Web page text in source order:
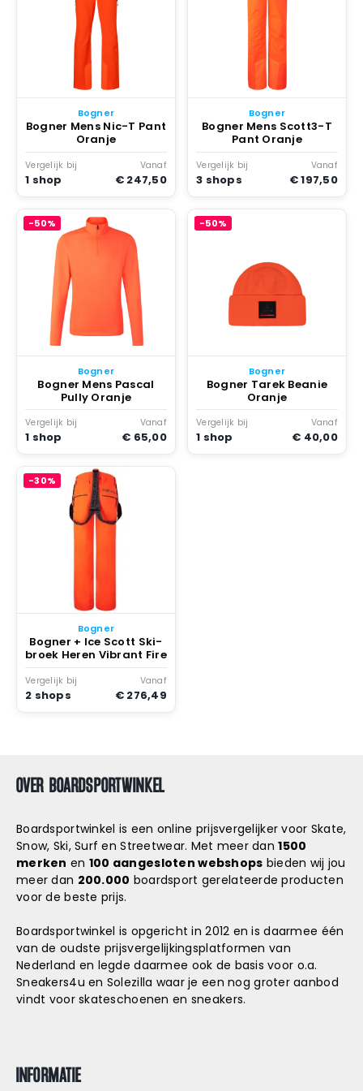
Bogner
Bogner Mens Nic-T Pant
Oranje
Vergelijk bij
1 shop
Vanaf
€ 247,50
Bogner
Bogner Mens Scott3-T
Pant Oranje
Vergelijk bij
3 shops
Vanaf
€ 197,50
-50%
Bogner
Bogner Mens Pascal
Pully Oranje
Vergelijk bij
1 shop
Vanaf
€ 65,00
-50%
Bogner
Bogner Tarek Beanie
Oranje
Vergelijk bij
1 shop
Vanaf
€ 40,00
-30%
Bogner
Bogner + Ice Scott Ski-
broek Heren Vibrant Fire
Vergelijk bij
2 shops
Vanaf
€ 276,49
OVER BOARDSPORTWINKEL
Boardsportwinkel is een online prijsvergelijker voor Skate,
Snow, Ski, Surf en Streetwear. Met meer dan1500
merken en 100 aangesloten webshops bieden wij jou
meer dan 200.000 boardsport gerelateerde producten
voor de beste prijs.
Boardsportwinkel is opgericht in 2012 en is daarmee één
van de oudste prijsvergelijkingsplatformen van
Nederland en legde daarmee ook de basis voor o.a.
Sneakers4u en Solezilla waar je een nog groter aanbod
vindt voor skateschoenen en sneakers.
INFORMATIE